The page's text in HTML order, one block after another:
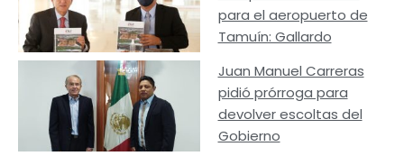
para el aeropuerto de
Tamuín: Gallardo
Juan Manuel Carreras
pidió prórroga para
devolver escoltas del
Gobierno